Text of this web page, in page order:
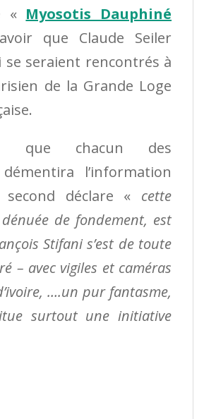
« Myosotis Dauphiné
que Claude Seiler
se seraient rencontrés à
de la Grande Loge
que chacun des
l’information
déclare « cette
de fondement, est
Stifani s’est de toute
– avec vigiles et caméras
….un pur fantasme,
surtout une initiative